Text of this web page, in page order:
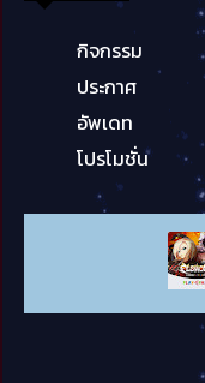
กิจกรรม
ประกาศ
อัพเดท
โปรโมชั่น